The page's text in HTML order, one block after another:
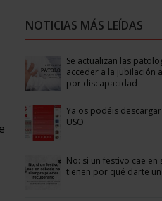
NOTICIAS MÁS LEÍDAS
Se actualizan las
acceder a la jubilación
por discapacidad
Ya os podéis
USO
No: si un festivo cae en
tienen por qué darte